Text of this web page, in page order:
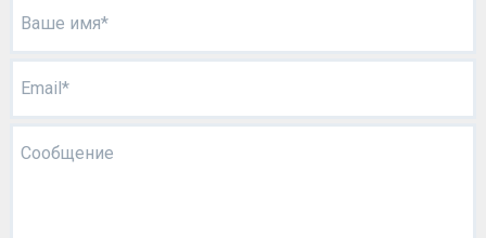
Ваше имя*
Email*
Сообщение